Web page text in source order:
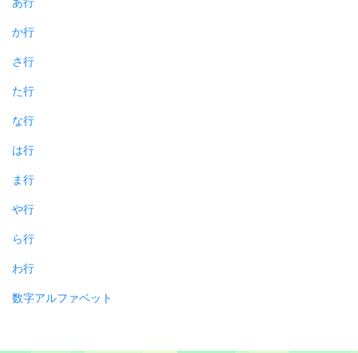
か行
さ行
た行
な行
は行
ま行
や行
ら行
わ行
数字アルファベット